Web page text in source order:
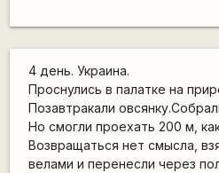
4 день. Украина.
Проснулись в палатке на
Позавтракали
Но смогли проехать 200 м,
Возвращаться нет смысла,
велами и перенесли через